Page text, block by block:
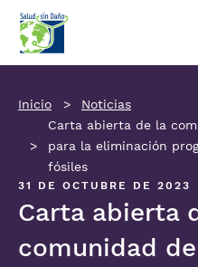
Pasar al contenido principal
Inicio
Noticias
Carta abierta de la
para la eliminación
fósiles
31 DE OCTUBRE DE 2023
Carta abierta
comunidad